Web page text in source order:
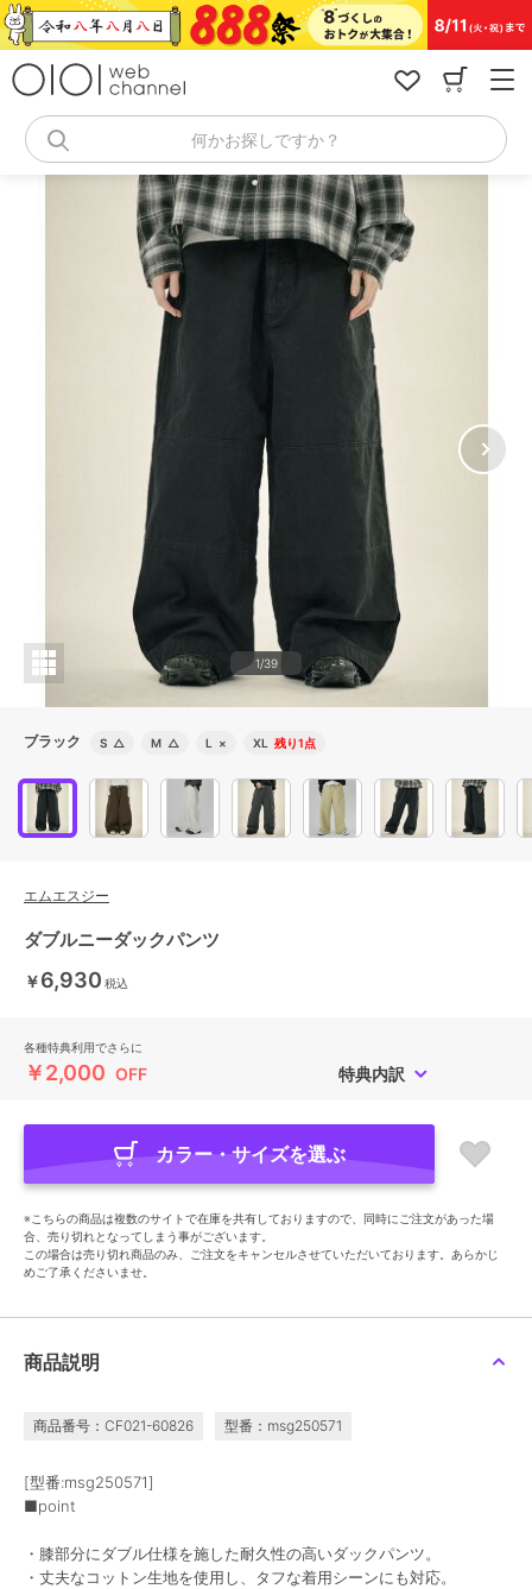
コ
ン
何かお探しですか？
1/39
ブラック S △ M △ L × XL 残り1点
エムエスジー
ダブルニーダックパンツ
￥6,930 税込
各種特典利用でさらに
￥2,000 OFF 特典内訳
カラー・サイズを選ぶ
※こちらの商品は複数のサイトで在庫を共有しておりますので、同時にご注文があった場
合、売り切れとなってしまう事がございます。
この場合は売り切れ商品のみ、ご注文をキャンセルさせていただいております。あらかじ
めご了承くださいませ。
商品説明
商品番号：CF021-60826 型番：msg250571
[型番:msg250571]
■point
・膝部分にダブル仕様を施した耐久性の高いダックパンツ。
・丈夫なコットン生地を使用し、タフな着用シーンにも対応。